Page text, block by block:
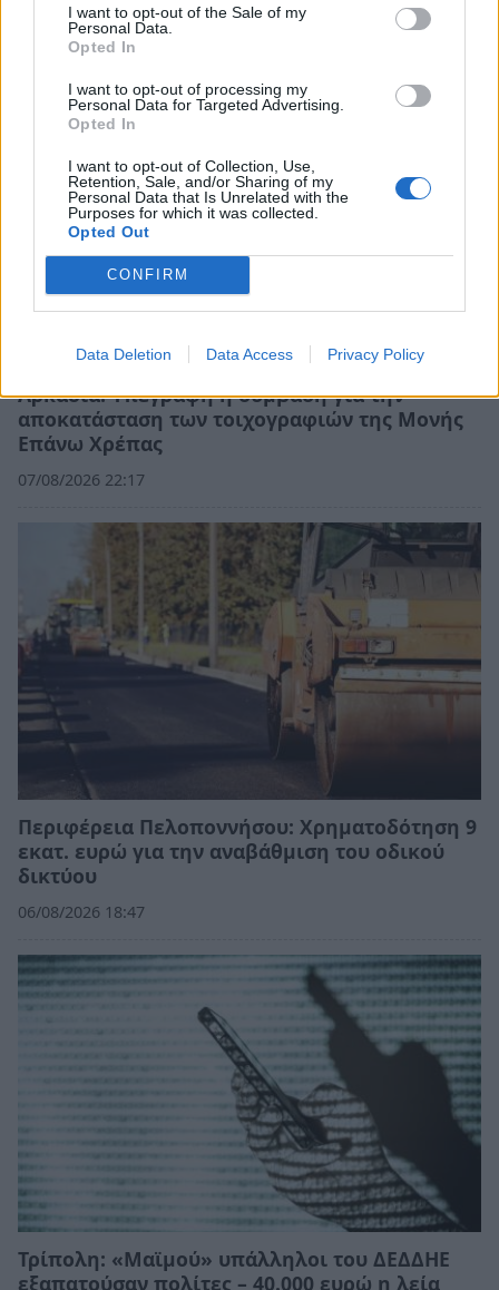
I want to opt-out of the Sale of my
Personal Data.
Opted In
I want to opt-out of processing my
Personal Data for Targeted Advertising.
Opted In
I want to opt-out of Collection, Use,
Retention, Sale, and/or Sharing of my
Personal Data that Is Unrelated with the
Purposes for which it was collected.
Opted Out
CONFIRM
Data Deletion Data Access Privacy Policy
Σχετικά Άρθρα
Αρκαδία: Υπεγράφη η σύμβαση για την
αποκατάσταση των τοιχογραφιών της Μονής
Επάνω Χρέπας
07/08/2026 22:17
Περιφέρεια Πελοποννήσου: Χρηματοδότηση 9
εκατ. ευρώ για την αναβάθμιση του οδικού
δικτύου
06/08/2026 18:47
Τρίπολη: «Μαϊμού» υπάλληλοι του ΔΕΔΔΗΕ
εξαπατούσαν πολίτες – 40.000 ευρώ η λεία